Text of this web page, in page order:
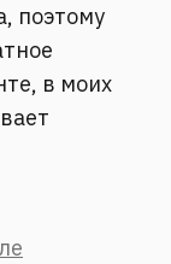
поэтому
в моих